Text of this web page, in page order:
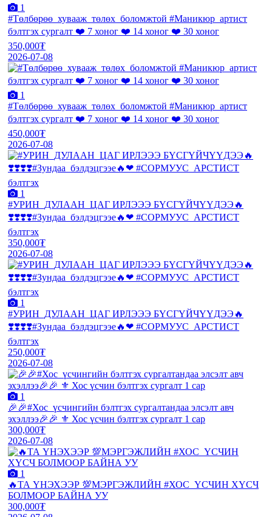
1
#Төлбөрөө_хувааж_төлөх_боломжтой #Маникюр_артист
бэлтгэх сургалт ❤️ 7 хоног ❤️ 14 хоног ❤️ 30 хоног
350,000₮
2026-07-08
1
#Төлбөрөө_хувааж_төлөх_боломжтой #Маникюр_артист
бэлтгэх сургалт ❤️ 7 хоног ❤️ 14 хоног ❤️ 30 хоног
450,000₮
2026-07-08
1
#УРИН_ДУЛААН_ЦАГ ИРЛЭЭЭ БҮСГҮЙЧҮҮДЭЭ🔥
❣️❣️❣️❣️#Зундаа_бэлдэцгээе🔥❤ #СОРМУУС_АРСТИСТ
бэлтгэх
350,000₮
2026-07-08
1
#УРИН_ДУЛААН_ЦАГ ИРЛЭЭЭ БҮСГҮЙЧҮҮДЭЭ🔥
❣️❣️❣️❣️#Зундаа_бэлдэцгээе🔥❤ #СОРМУУС_АРСТИСТ
бэлтгэх
250,000₮
2026-07-08
1
🎉🎉#Хос_үсчингийн бэлтгэх сургалтандаа элсэлт авч
эхэллээ🎉🎉 ⚜️ Хос үсчин бэлтгэх сургалт 1 сар
300,000₮
2026-07-08
1
🔥ТА ҮНЭХЭЭР 💯МЭРГЭЖЛИЙН #ХОС_ҮСЧИН ХҮСЧ
БОЛМООР БАЙНА УУ
300,000₮